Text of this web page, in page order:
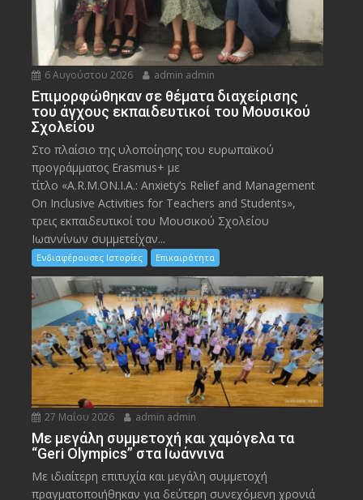
6 Αυγούστου 2026 admin admin
Eπιμορφώθηκαν σε θέματα διαχείρισης
του άγχους εκπαιδευτικοί του Μουσικού
Σχολείου
Στο πλαίσιο της υλοποίησης του ευρωπαϊκού
προγράμματος Erasmus+ με
τίτλο «A.R.M.ON.I.A.: Anxiety’s Relief and Management
On Inclusive Activities for Teachers and Students»,
τρεις εκπαιδευτικοί του Μουσικού Σχολείου
Ιωαννίνων συμμετείχαν...
Ενδιαφέρουσες Ιστορίες Επικαιρότητα
27 Μαΐου 2026 admin admin
Με μεγάλη συμμετοχή και χαμόγελα τα
“Geri Olympics” στα Ιωάννινα
Με ιδιαίτερη επιτυχία και μεγάλη συμμετοχή
πραγματοποιήθηκαν για δεύτερη συνεχόμενη χρονιά